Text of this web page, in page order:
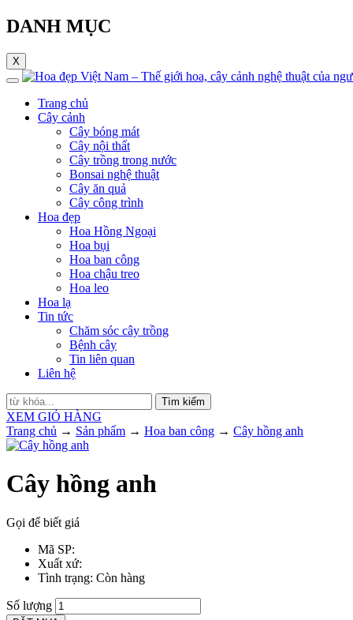
DANH MỤC
X
Trang chủ
Cây cảnh
Cây bóng mát
Cây nội thất
Cây trồng trong nước
Bonsai nghệ thuật
Cây ăn quả
Cây công trình
Hoa đẹp
Hoa Hồng Ngoại
Hoa bụi
Hoa ban công
Hoa chậu treo
Hoa leo
Hoa lạ
Tin tức
Chăm sóc cây trồng
Bệnh cây
Tin liên quan
Liên hệ
Tìm kiếm
XEM GIỎ HÀNG
Trang chủ → Sản phẩm → Hoa ban công → Cây hồng anh
Cây hồng anh
Gọi để biết giá
Mã SP:
Xuất xứ:
Tình trạng: Còn hàng
Số lượng